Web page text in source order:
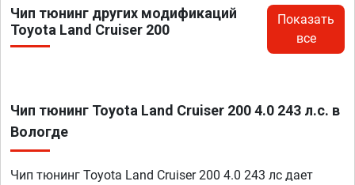
Чип тюнинг других модификаций
Toyota Land Cruiser 200
Показать
все
Чип тюнинг Toyota Land Cruiser 200 4.0 243 л.с. в
Вологде
Чип тюнинг Toyota Land Cruiser 200 4.0 243 лс дает